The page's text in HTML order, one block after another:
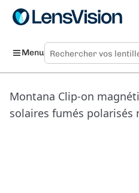
Menu
Montana Clip-on
solaires fumés polarisés